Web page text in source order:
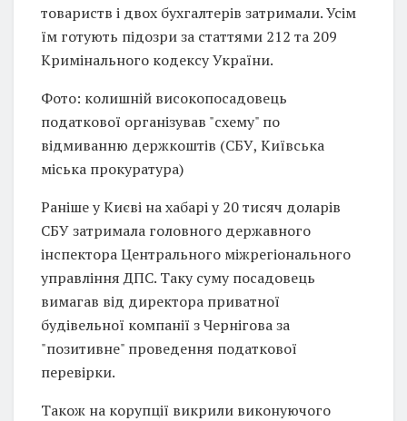
товариств і двох бухгалтерів затримали. Усім
їм готують підозри за статтями 212 та 209
Кримінального кодексу України.
Фото: колишній високопосадовець
податкової організував "схему" по
відмиванню держкоштів (СБУ, Київська
міська прокуратура)
Раніше у Києві на хабарі у 20 тисяч доларів
СБУ затримала головного державного
інспектора Центрального міжрегіонального
управління ДПС. Таку суму посадовець
вимагав від директора приватної
будівельної компанії з Чернігова за
"позитивне" проведення податкової
перевірки.
Також на корупції викрили виконуючого